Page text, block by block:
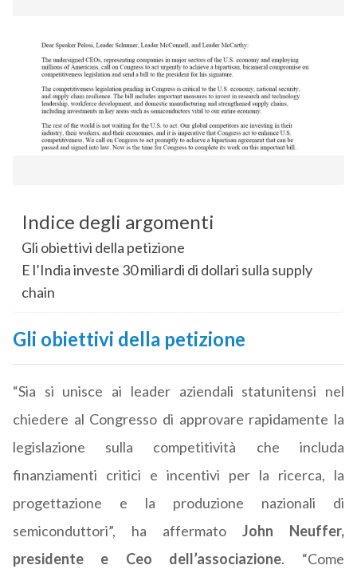
Indice degli argomenti
Gli obiettivi della petizione
E l’India investe 30 miliardi di dollari sulla supply
chain
Gli obiettivi della petizione
“Sia si unisce ai leader aziendali statunitensi nel
chiedere al Congresso di approvare rapidamente la
legislazione sulla competitività che includa
finanziamenti critici e incentivi per la ricerca, la
progettazione e la produzione nazionali di
semiconduttori”, ha affermatoJohn Neuffer,
presidente e Ceo dell’associazione. “Come